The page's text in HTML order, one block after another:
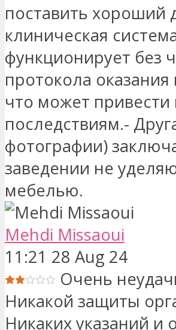
поставить хороший
клиническая
функционирует без
протокола
что может
последствиям.-
фотографии)
заведении не
мебелью.
Mehdi Missaoui
11:21 28 Aug 24
Очень
Никакой защиты
Никаких указаний